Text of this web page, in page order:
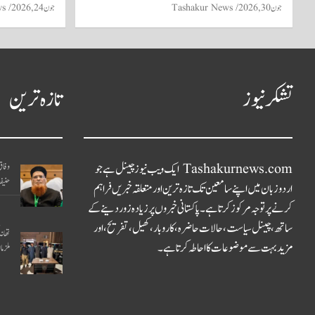
جون 30, 2026 Tashakur News جون 24, 2026
تشکر نیوز
Tashakurnews.com ایک ویب نیوز چینل ہے جو
اردو زبان میں اپنے سامعین تک تازہ ترین اور متعلقہ خبریں فراہم
کرنے پر توجہ مرکوز کرتا ہے۔ پاکستانی خبروں پر زیادہ زور دینے کے
ساتھ، چینل سیاست، حالات حاضرہ، کاروبار، کھیل، تفریح، اور
مزید بہت سے موضوعات کا احاطہ کرتا ہے۔
تازہ ترین